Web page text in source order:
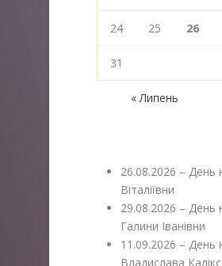
24 25 26
31
« Липень
26.08.2026 – День
Віталіївни
29.08.2026 – День
Галини Іванівни
11.09.2026 – День
Владислава